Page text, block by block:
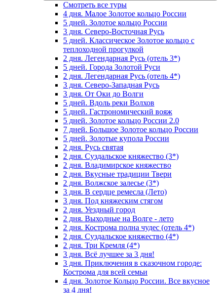
Смотреть все туры
4 дня. Малое Золотое кольцо России
5 дней. Золотое кольцо России
3 дня. Северо-Восточная Русь
5 дней. Классическое Золотое кольцо с
теплоходной прогулкой
2 дня. Легендарная Русь (отель 3*)
5 дней. Города Золотой Руси
2 дня. Легендарная Русь (отель 4*)
3 дня. Северо-Западная Русь
3 дня. От Оки до Волги
5 дней. Вдоль реки Волхов
5 дней. Гастрономический вояж
5 дней. Золотое кольцо России 2.0
7 дней. Большое Золотое кольцо России
5 дней. Золотые купола России
2 дня. Русь святая
2 дня. Суздальское княжество (3*)
2 дня. Владимирское княжество
2 дня. Вкусные традиции Твери
2 дня. Волжское залесье (3*)
3 дня. В сердце ремесла (Лето)
3 дня. Под княжеским стягом
2 дня. Уездный город
2 дня. Выходные на Волге - лето
2 дня. Кострома полна чудес (отель 4*)
2 дня. Суздальское княжество (4*)
2 дня. Три Кремля (4*)
3 дня. Всё лучшее за 3 дня!
3 дня. Приключения в сказочном городе:
Кострома для всей семьи
4 дня. Золотое Кольцо России. Все вкусное
за 4 дня!